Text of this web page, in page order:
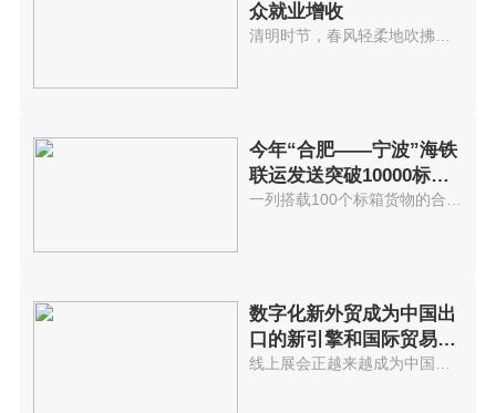
众就业增收
今年“合肥——宁波”海铁
联运发送突破10000标准
箱 发送箱
数字化新外贸成为中国出
口的新引擎和国际贸易发
展不可逆
线上展会正越来越成为中国外贸商...